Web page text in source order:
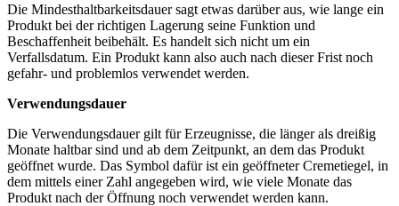
Die Mindesthaltbarkeitsdauer sagt etwas darüber aus, wie lange ein
Produkt bei der richtigen Lagerung seine Funktion und
Beschaffenheit beibehält. Es handelt sich nicht um ein
Verfallsdatum. Ein Produkt kann also auch nach dieser Frist noch
gefahr- und problemlos verwendet werden.
Verwendungsdauer
Die Verwendungsdauer gilt für Erzeugnisse, die länger als dreißig
Monate haltbar sind und ab dem Zeitpunkt, an dem das Produkt
geöffnet wurde. Das Symbol dafür ist ein geöffneter Cremetiegel, in
dem mittels einer Zahl angegeben wird, wie viele Monate das
Produkt nach der Öffnung noch verwendet werden kann.